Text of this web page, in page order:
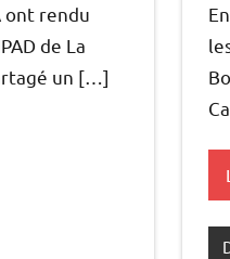
ont rendu
de La
un […]